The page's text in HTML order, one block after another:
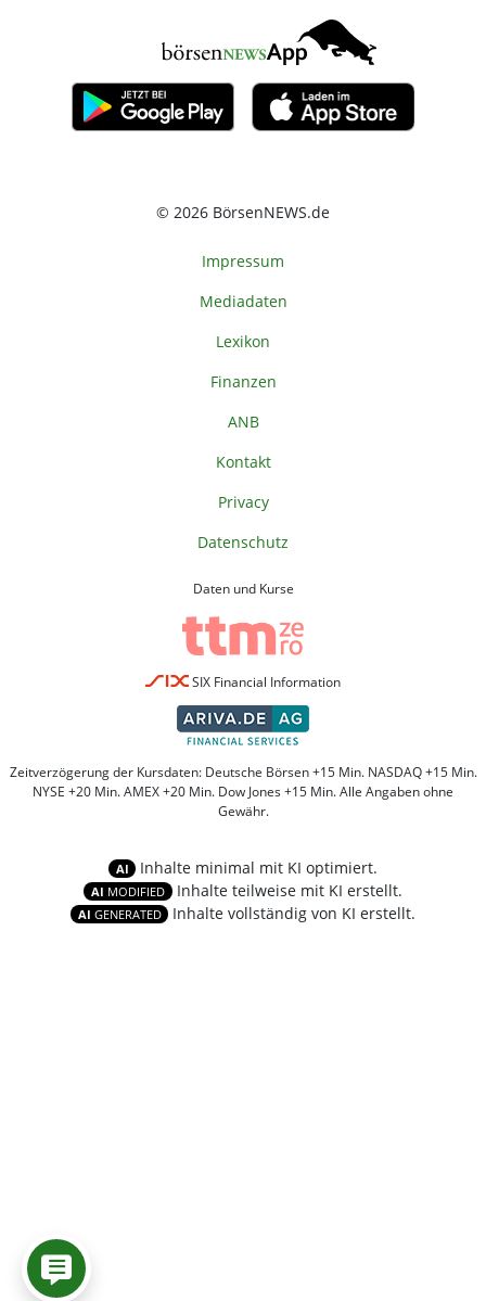
© 2026 BörsenNEWS.de
Impressum
Mediadaten
Lexikon
Finanzen
ANB
Kontakt
Privacy
Datenschutz
Daten und Kurse
SIX Financial Information
Zeitverzögerung der Kursdaten: Deutsche Börsen +15 Min. NASDAQ +15 Min.
NYSE +20 Min. AMEX +20 Min. Dow Jones +15 Min. Alle Angaben ohne
Gewähr.
AI Inhalte minimal mit KI optimiert.
AI MODIFIED Inhalte teilweise mit KI erstellt.
AI GENERATED Inhalte vollständig von KI erstellt.